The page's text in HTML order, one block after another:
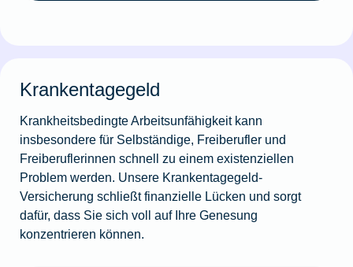
Krankentagegeld
Krankheitsbedingte Arbeitsunfähigkeit kann
insbesondere für Selbständige, Freiberufler und
Freiberuflerinnen schnell zu einem existenziellen
Problem werden. Unsere Krankentagegeld-
Versicherung schließt finanzielle Lücken und sorgt
dafür, dass Sie sich voll auf Ihre Genesung
konzentrieren können.